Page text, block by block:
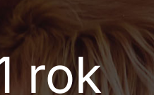
rok